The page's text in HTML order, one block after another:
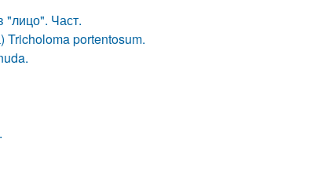
"лицо". Част.
Tricholoma portentosum.